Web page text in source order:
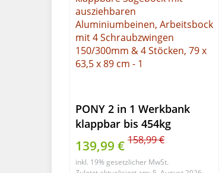
PONY 2 in 1 Werkbank
klappbar bis 454kg
belastbar, klappbare
Sägebock mit
ausziehbaren
139,99 € 158,99 €
inkl. 19% gesetzlicher MwSt.